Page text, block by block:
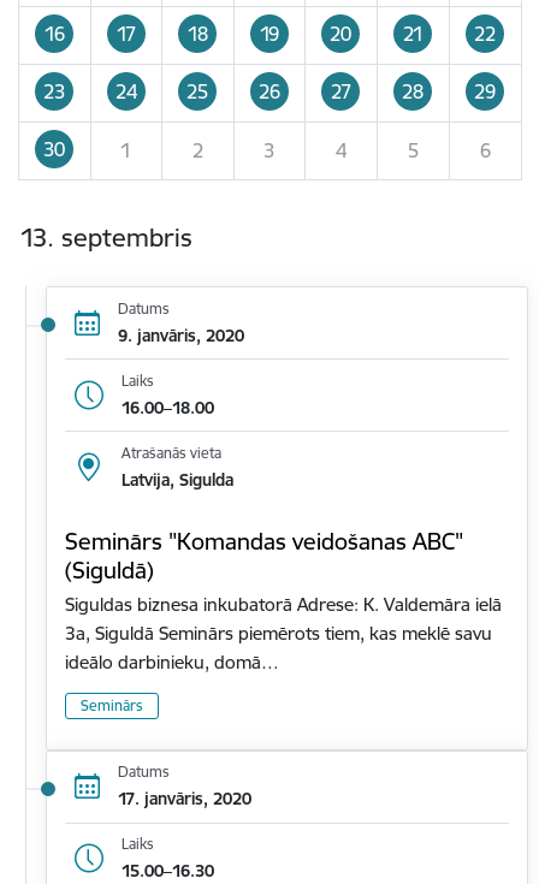
16 17 18 19 20 21 22
23 24 25 26 27 28 29
30 1 2 3 4 5 6
13. septembris
Datums
9. janvāris, 2020
Laiks
16.00–18.00
Atrašanās vieta
Latvija, Sigulda
Seminārs "Komandas veidošanas ABC"
(Siguldā)
Siguldas biznesa inkubatorā Adrese: K. Valdemāra ielā
3a, Siguldā Seminārs piemērots tiem, kas meklē savu
ideālo darbinieku, domā…
Seminārs
Datums
17. janvāris, 2020
Laiks
15.00–16.30